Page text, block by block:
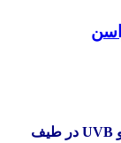
- محافظت از پوست دربرابر اشعه UVA و UVB در طیف